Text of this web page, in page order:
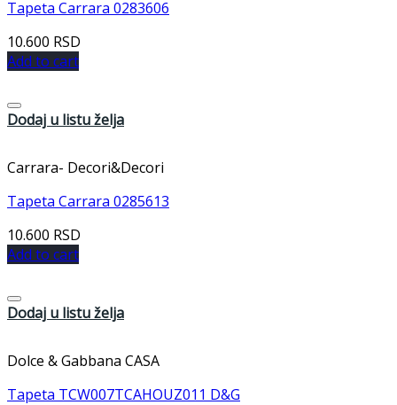
Tapeta Carrara 0283606
10.600 RSD
Add to cart
Dodaj u listu želja
Carrara- Decori&Decori
Tapeta Carrara 0285613
10.600 RSD
Add to cart
Dodaj u listu želja
Dolce & Gabbana CASA
Tapeta TCW007TCAHOUZ011 D&G